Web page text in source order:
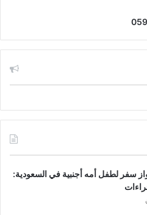
سفر لطفل أمه أجنبية في السعودية: